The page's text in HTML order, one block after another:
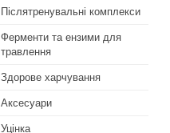
Післятренувальні комплекси
Ферменти та ензими для
травлення
Здорове харчування
Аксесуари
Уцінка